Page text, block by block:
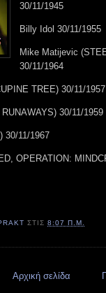
30/11/1945
Billy Idol 30/11/1955
Mike Matijevic
30/11/1964
TREE) 30/11/1957
30/11/1959
30/11/1967
OPERATION:
ΣΤΙΣ8:07 Π.Μ.
Αρχική σελίδα